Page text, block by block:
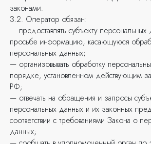
законами.
3.2. Оператор обязан:
— предоставлять субъекту
просьбе информацию, касающуюся
персональных данных;
— организовывать обработку
порядке, установленном действующим
РФ;
— отвечать на обращения и запросы
персональных данных и их законных
соответствии с требованиями Закона о
данных;